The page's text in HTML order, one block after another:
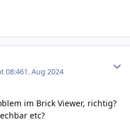
08:461. Aug 2024
im Brick Viewer, richtig?
etc?